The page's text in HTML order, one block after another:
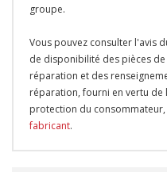
groupe.
Vous pouvez consulter l'avis
de disponibilité des pièces
réparation et des
réparation, fourni en vertu de
protection du consommateur,
fabricant.